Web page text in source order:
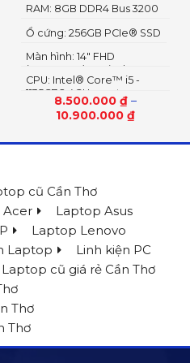
8.500.000 ₫ –
10.900.000 ₫
CPU: Intel® Core™ i5 -
1135G7 2.4GHz, up to
4.2GHz, 8MB
Màn hình: 14" FHD
(1920x1080), Anti-Glare
Ổ cứng: 256GB PCIe® SSD
RAM: 8GB DDR4 Bus 3200
cũ Cần Thơ
Acer
Laptop Asus
Laptop Lenovo
Laptop
Linh kiện PC
Laptop cũ giá rẻ Cần Thơ
Thơ
Thơ